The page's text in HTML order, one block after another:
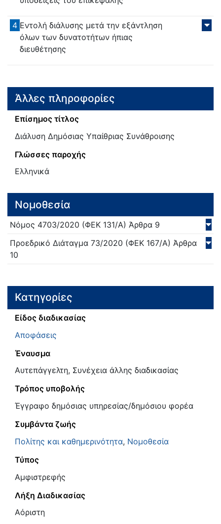
4 Εντολή διάλυσης μετά την εξάντληση
όλων των δυνατοτήτων ήπιας
διευθέτησης
Άλλες πληροφορίες
Επίσημος τίτλος
Διάλυση Δημόσιας Υπαίθριας Συνάθροισης
Γλώσσες παροχής
Ελληνικά
Νομοθεσία
Νόμος 4703/2020 (ΦΕΚ 131/Α) Άρθρα 9
Προεδρικό Διάταγμα 73/2020 (ΦΕΚ 167/Α) Άρθρα
10
Κατηγορίες
Είδος διαδικασίας
Αποφάσεις
Έναυσμα
Αυτεπάγγελτη, Συνέχεια άλλης διαδικασίας
Τρόπος υποβολής
Έγγραφο δημόσιας υπηρεσίας/δημόσιου φορέα
Συμβάντα ζωής
Πολίτης και καθημερινότητα, Νομοθεσία
Τύπος
Αμφιστρεφής
Λήξη Διαδικασίας
Αόριστη